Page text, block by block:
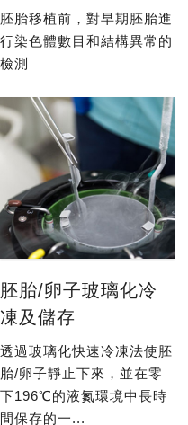
胚胎移植前，對早期胚胎進
行染色體數目和結構異常的
檢測
胚胎/卵子玻璃化冷
凍及儲存
透過玻璃化快速冷凍法使胚
胎/卵子靜止下來，並在零
下196℃的液氮環境中長時
間保存的一...